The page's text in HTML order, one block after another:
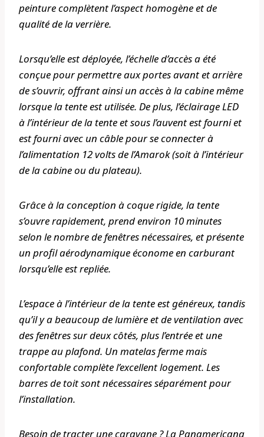
peinture complètent l’aspect homogène et de
qualité de la verrière.
Lorsqu’elle est déployée, l’échelle d’accès a été
conçue pour permettre aux portes avant et arrière
de s’ouvrir, offrant ainsi un accès à la cabine même
lorsque la tente est utilisée. De plus, l’éclairage LED
à l’intérieur de la tente et sous l’auvent est fourni et
est fourni avec un câble pour se connecter à
l’alimentation 12 volts de l’Amarok (soit à l’intérieur
de la cabine ou du plateau).
Grâce à la conception à coque rigide, la tente
s’ouvre rapidement, prend environ 10 minutes
selon le nombre de fenêtres nécessaires, et présente
un profil aérodynamique économe en carburant
lorsqu’elle est repliée.
L’espace à l’intérieur de la tente est généreux, tandis
qu’il y a beaucoup de lumière et de ventilation avec
des fenêtres sur deux côtés, plus l’entrée et une
trappe au plafond. Un matelas ferme mais
confortable complète l’excellent logement. Les
barres de toit sont nécessaires séparément pour
l’installation.
Besoin de tracter une caravane ? La Panamericana